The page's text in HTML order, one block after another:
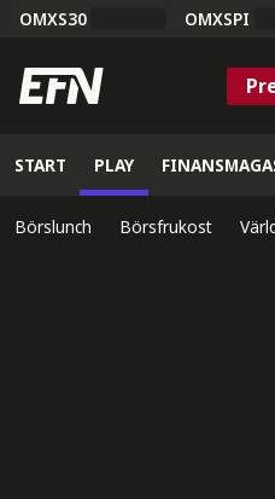
OMXS30 OMXSPI
START PLAY
Börslunch Börsfrukost